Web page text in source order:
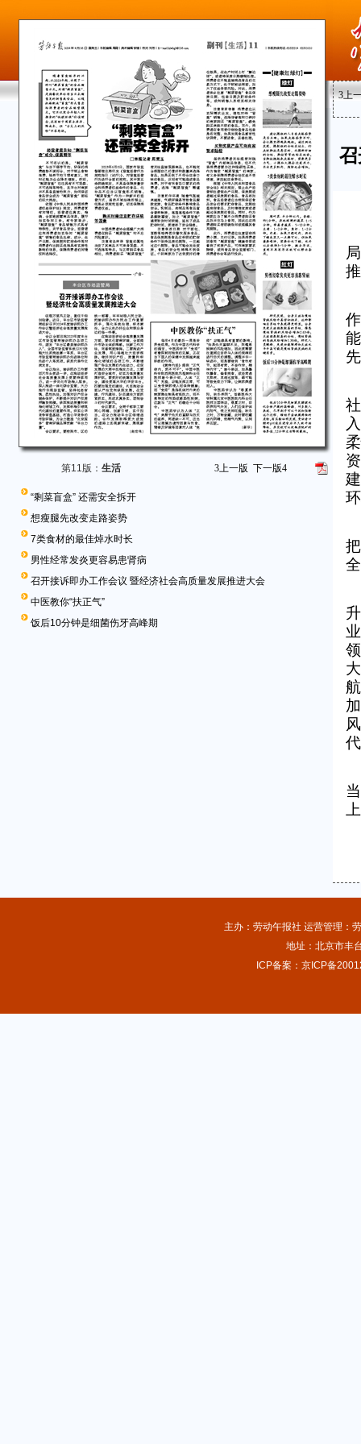
第11版： 生活 3上一版 下一版4
“剩菜盲盒” 还需安全拆开
想瘦腿先改变走路姿势
7类食材的最佳焯水时长
男性经常发炎更容易患肾病
召开接诉即办工作会议 暨经济社会高质量发展推进大会
中医教你“扶正气”
饭后10分钟是细菌伤牙高峰期
3上
主办：劳动午报社 运营管理：
地址：北京市丰
ICP备案：京ICP备